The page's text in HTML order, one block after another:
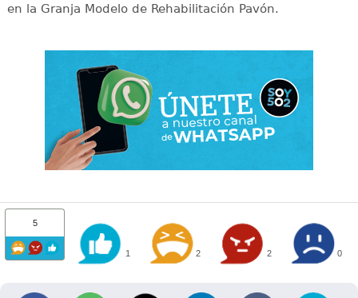
en la Granja Modelo de Rehabilitación Pavón.
5
1 2 2 0